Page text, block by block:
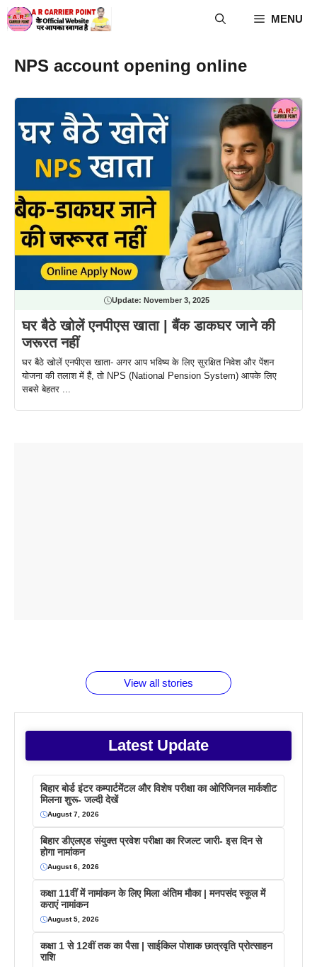
Skip
to
MENU
NPS account opening online
Update: November 3, 2025
घर बैठे खोलें एनपीएस खाता | बैंक डाकघर जाने की
जरूरत नहीं
घर बैठे खोलें एनपीएस खाता- अगर आप भविष्य के लिए सुरक्षित निवेश और पेंशन
योजना की तलाश में हैं, तो NPS (National Pension System) आपके लिए
सबसे बेहतर ...
View all stories
Latest Update
बिहार बोर्ड इंटर कम्पार्टमेंटल और विशेष परीक्षा का ओरिजिनल मार्कशीट
मिलना शुरू- जल्दी देखें
August 7, 2026
बिहार डीएलएड संयुक्त प्रवेश परीक्षा का रिजल्ट जारी- इस दिन से
होगा नामांकन
August 6, 2026
कक्षा 11वीं में नामांकन के लिए मिला अंतिम मौका | मनपसंद स्कूल में
कराएं नामांकन
August 5, 2026
कक्षा 1 से 12वीं तक का पैसा | साईकिल पोशाक छात्रवृति प्रोत्साहन
राशि